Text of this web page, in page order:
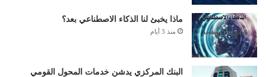
ماذا يخبئ لنا الذكاء الاصطناعي بعد؟
منذ 3 أيام
البنك المركزي يدشن خدمات المحول القومي